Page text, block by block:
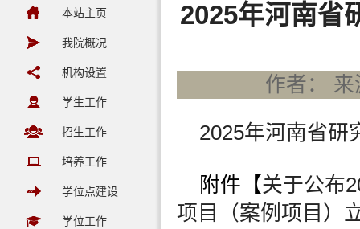
本站主页
我院概况
机构设置
学生工作
招生工作
培养工作
学位点建设
学位工作
2025年河南省
作者：
2025年河南省研
附件【关于公布
项目（案例项目）